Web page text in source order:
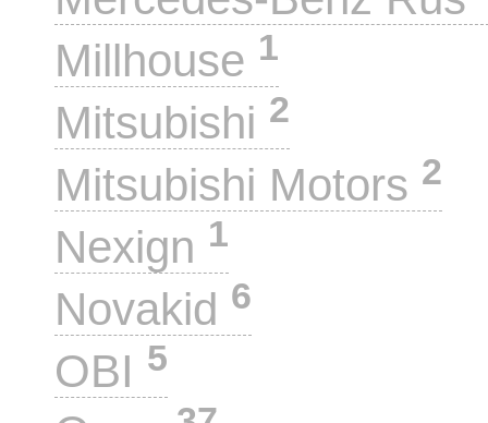
Millhouse 1
Mitsubishi 2
Mitsubishi Motors 2
Nexign 1
Novakid 6
OBI 5